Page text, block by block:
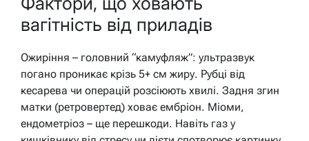
вагітність від приладів
Ожиріння – головний “камуфляж”: ультразвук
погано проникає крізь 5+ см жиру. Рубці від
кесарева чи операцій розсіюють хвилі. Задня згин
матки (ретровертед) ховає ембріон. Міоми,
ендометріоз – ще перешкоди. Навіть газ у